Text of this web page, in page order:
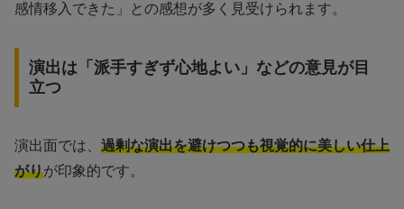
感情移入できた」との感想が多く見受けられます。
演出は「派手すぎず心地よい」などの意見が目
立つ
演出面では、 過剰な演出を避けつつも視覚的に美しい仕上
がりが印象的です。